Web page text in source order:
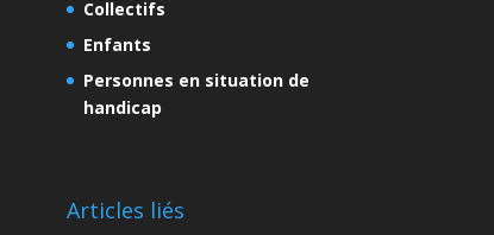
Collectifs
Enfants
Personnes en situation de
handicap
Articles liés